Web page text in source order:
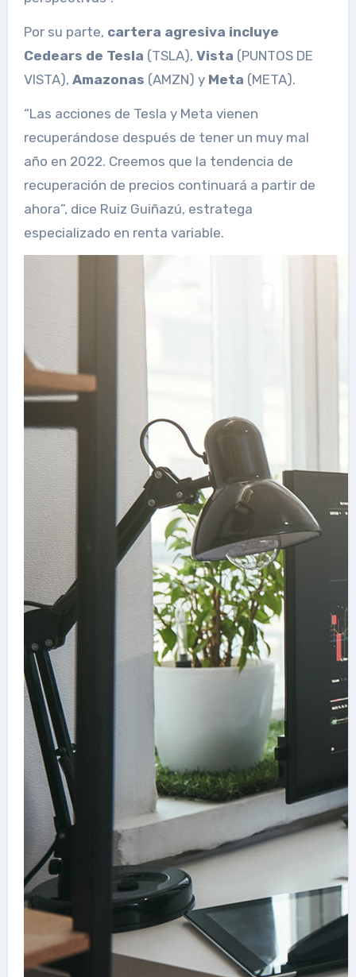
Por su parte, cartera agresiva incluye
Cedears de Tesla (TSLA), Vista (PUNTOS DE
VISTA), Amazonas (AMZN) y Meta (META).
“Las acciones de Tesla y Meta vienen
recuperándose después de tener un muy mal
año en 2022. Creemos que la tendencia de
recuperación de precios continuará a partir de
ahora”, dice Ruiz Guiñazú, estratega
especializado en renta variable.